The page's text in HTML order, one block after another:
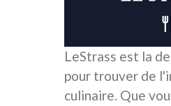
LeStrass est la
pour trouver de
culinaire. Que